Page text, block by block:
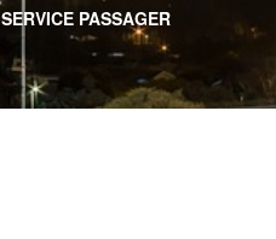
SERVICE PASSAGER